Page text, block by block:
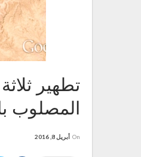
تطهير
المصلوب
On أبريل 8, 2016